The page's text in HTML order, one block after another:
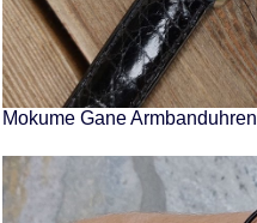
Mokume Gane Armbanduhren